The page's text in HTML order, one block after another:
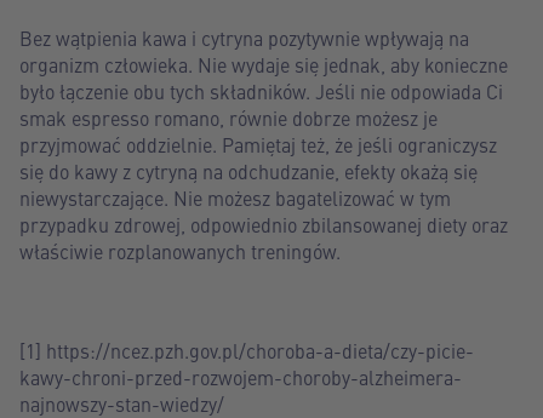
Bez wątpienia kawa i cytryna pozytywnie wpływają na
organizm człowieka. Nie wydaje się jednak, aby konieczne
było łączenie obu tych składników. Jeśli nie odpowiada Ci
smak espresso romano, równie dobrze możesz je
przyjmować oddzielnie. Pamiętaj też, że jeśli ograniczysz
się do kawy z cytryną na odchudzanie, efekty okażą się
niewystarczające. Nie możesz bagatelizować w tym
przypadku zdrowej, odpowiednio zbilansowanej diety oraz
właściwie rozplanowanych treningów.
[1] https://ncez.pzh.gov.pl/choroba-a-dieta/czy-picie-
kawy-chroni-przed-rozwojem-choroby-alzheimera-
najnowszy-stan-wiedzy/